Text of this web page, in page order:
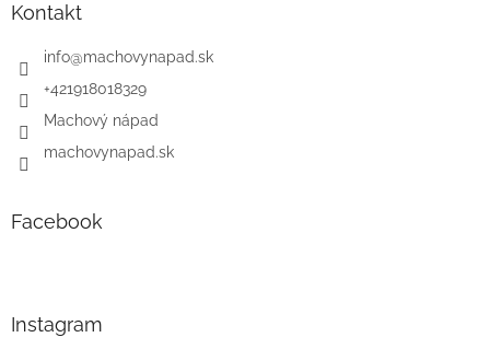
Kontakt
info@machovynapad.sk
+421918018329
Machový nápad
machovynapad.sk
Facebook
Instagram